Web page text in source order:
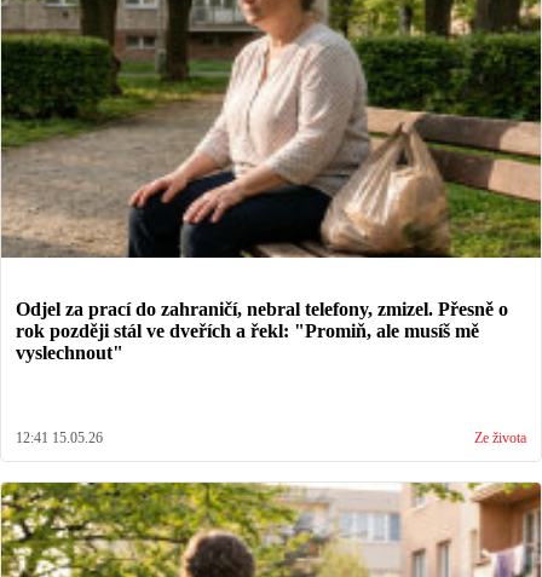
Odjel za prací do zahraničí, nebral telefony, zmizel. Přesně o
rok později stál ve dveřích a řekl: "Promiň, ale musíš mě
vyslechnout"
12:41 15.05.26 Ze života